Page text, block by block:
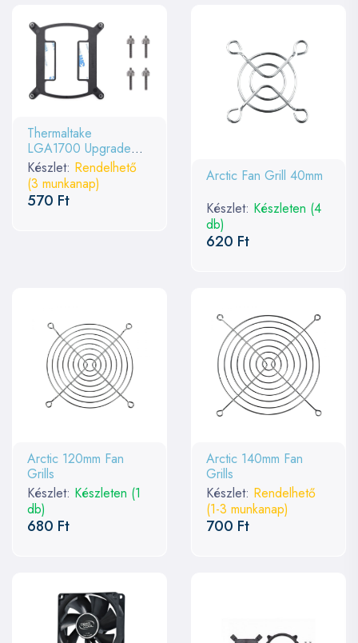
Thermaltake
LGA1700 Upgrade
kit/AIO/for TH Series
Floe RC Series
Készlet: Rendelhető
(3 munkanap)
570 Ft
Arctic Fan Grill 40mm
Készlet: Készleten (4
db)
620 Ft
Arctic 120mm Fan
Grills
Készlet: Készleten (1
db)
680 Ft
Arctic 140mm Fan
Grills
Készlet: Rendelhető
(1-3 munkanap)
700 Ft